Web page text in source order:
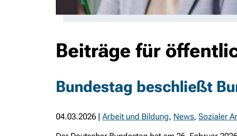
Beiträge für
Bundestag beschließt
04.03.2026 | Arbeit und Bildung, News, Sozialer